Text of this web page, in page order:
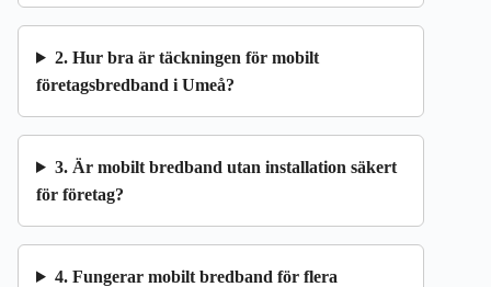
2. Hur bra är täckningen för mobilt
företagsbredband i Umeå?
3. Är mobilt bredband utan installation säkert
för företag?
4. Fungerar mobilt bredband för flera